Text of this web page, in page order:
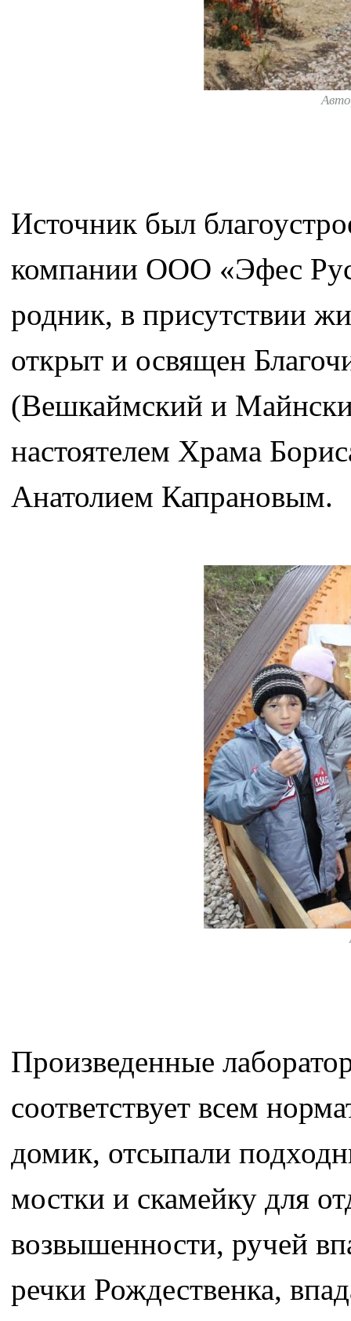
Источник был
компании ООО «Эфес
родник, в присутствии
открыт и освящен
(Вешкаймский и
настоятелем Храма
Анатолием Капрановым.
Произведенные
соответствует всем
домик, отсыпали
мостки и скамейку для
возвышенности, ручей
речки Рождественка,